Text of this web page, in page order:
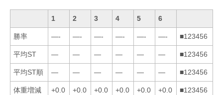
1 2 3 4 5 6
勝率 —- —- —- —- —- —- ■123456
平均ST — — — — — — ■123456
平均ST順 — — — — — — ■123456
体重増減 +0.0 +0.0 +0.0 +0.0 +0.0 +0.0 ■123456